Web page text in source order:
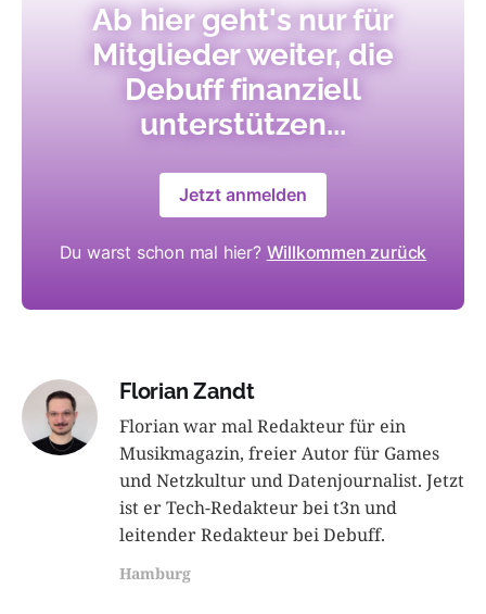
Ab hier geht's nur für
Mitglieder weiter, die
Debuff finanziell
unterstützen...
Jetzt anmelden
Du warst schon mal hier? Willkommen zurück
Florian Zandt
Florian war mal Redakteur für ein
Musikmagazin, freier Autor für Games
und Netzkultur und Datenjournalist. Jetzt
ist er Tech-Redakteur bei t3n und
leitender Redakteur bei Debuff.
Hamburg